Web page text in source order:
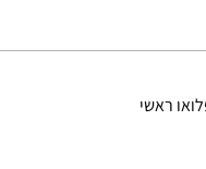
ראשי